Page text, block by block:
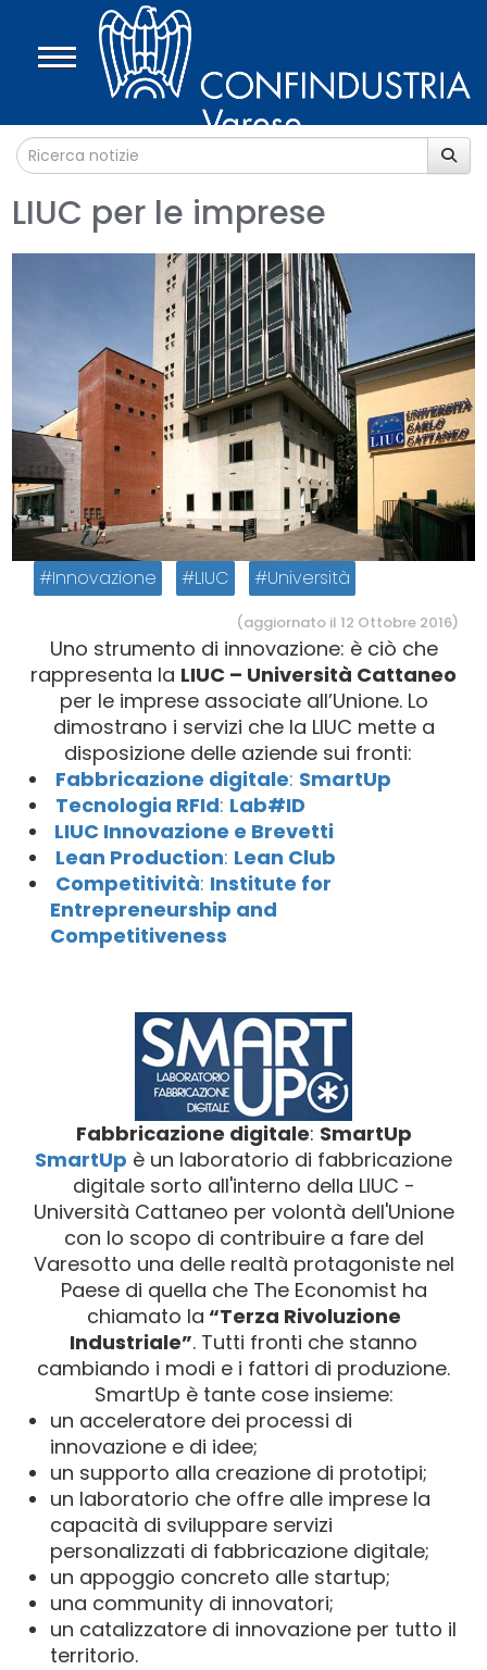
LIUC per le imprese
Innovazione LIUC Università
(aggiornato il 12 Ottobre 2016)
Uno strumento di innovazione: è ciò che
rappresenta la LIUC – Università Cattaneo
per le imprese associate all’Unione. Lo
dimostrano i servizi che la LIUC mette a
disposizione delle aziende sui fronti:
Fabbricazione digitale: SmartUp
Tecnologia RFId: Lab#ID
LIUC Innovazione e Brevetti
Lean Production: Lean Club
Competitività: Institute for
Entrepreneurship and
Competitiveness
Fabbricazione digitale: SmartUp
SmartUp è un laboratorio di fabbricazione
digitale sorto all'interno della LIUC -
Università Cattaneo per volontà dell'Unione
con lo scopo di contribuire a fare del
Varesotto una delle realtà protagoniste nel
Paese di quella che The Economist ha
chiamato la “Terza Rivoluzione
Industriale”. Tutti fronti che stanno
cambiando i modi e i fattori di produzione.
SmartUp è tante cose insieme:
un acceleratore dei processi di
innovazione e di idee;
un supporto alla creazione di prototipi;
un laboratorio che offre alle imprese la
capacità di sviluppare servizi
personalizzati di fabbricazione digitale;
un appoggio concreto alle startup;
una community di innovatori;
un catalizzatore di innovazione per tutto il
territorio.